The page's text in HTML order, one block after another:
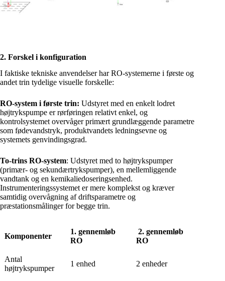
2. Forskel i konfiguration
I faktiske tekniske anvendelser har RO-systemerne i første og
andet trin tydelige visuelle forskelle:
RO-system i første trin: Udstyret med en enkelt lodret
højtrykspumpe er rørføringen relativt enkel, og
kontrolsystemet overvåger primært grundlæggende parametre
som fødevandstryk, produktvandets ledningsevne og
systemets genvindingsgrad.
To-trins RO-system: Udstyret med to højtrykspumper
(primær- og sekundærtrykspumper), en mellemliggende
vandtank og en kemikaliedoseringsenhed.
Instrumenteringssystemet er mere komplekst og kræver
samtidig overvågning af driftsparametre og
præstationsmålinger for begge trin.
Komponenter
1. gennemløb
RO
2. gennemløb
RO
Antal
højtrykspumper
1 enhed 2 enheder